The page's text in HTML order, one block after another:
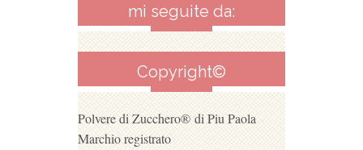
mi seguite da:
Copyright©
Polvere di Zucchero® di Piu Paola
Marchio registrato